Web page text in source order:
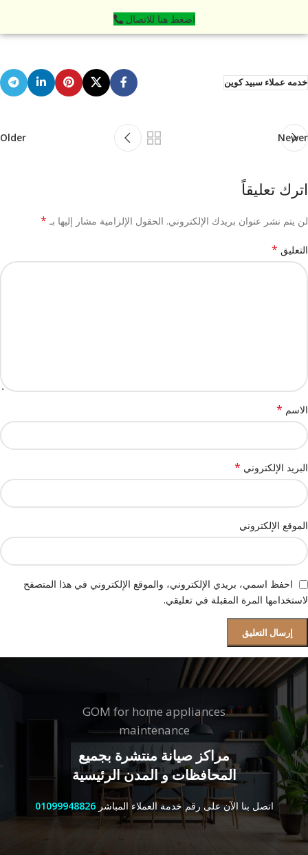
اضغط هنا للاتصال
خدمه عملاء سبيد كوين
Newer
Older
اترك تعليقاً
لن يتم نشر عنوان بريدك الإلكتروني. الحقول الإلزامية مشار إليها بـ *
التعليق *
الاسم *
البريد الإلكتروني *
الموقع الإلكتروني
احفظ اسمي، بريدي الإلكتروني، والموقع الإلكتروني في هذا المتصفح
لاستخدامها المرة المقبلة في تعليقي.
GOM for home appliances
maintenance
مراكز صيانة منتشرة بجميع
المحافظات و المدن الرئيسية
اتصل بنا الآن على رقم خدمة العملاء المباشر 01099948826